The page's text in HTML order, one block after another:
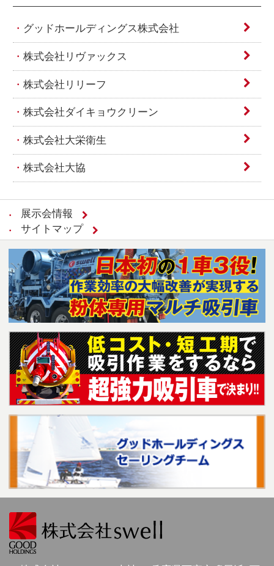
グッドホールディングス株式会社
株式会社リヴァックス
株式会社リリーフ
株式会社ダイキョウクリーン
株式会社大栄衛生
株式会社大協
展示会情報
サイトマップ